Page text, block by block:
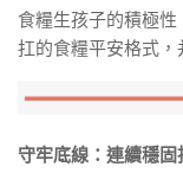
食糧生孩子的積極
扛的食糧平安格式，
守牢底線：連續穩